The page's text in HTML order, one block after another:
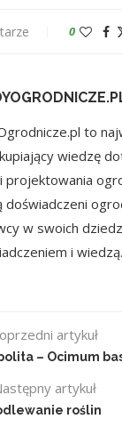
0
to
wiedzę
i projektowania
w swoich
i wiedzą.
artykuł
– Ocimum
artykuł
roślin